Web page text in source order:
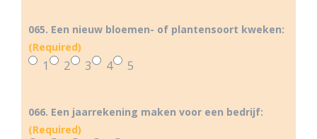
065. Een nieuw bloemen- of plantensoort kweken:
(Required)
1 2 3 4 5
066. Een jaarrekening maken voor een bedrijf:
(Required)